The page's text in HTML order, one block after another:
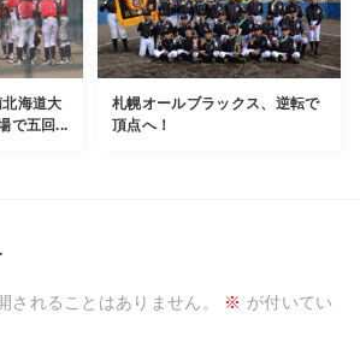
海道大
で五回...
札幌オールブラックス、逆転で
頂点へ！
されることはありません。 ※ が付いてい